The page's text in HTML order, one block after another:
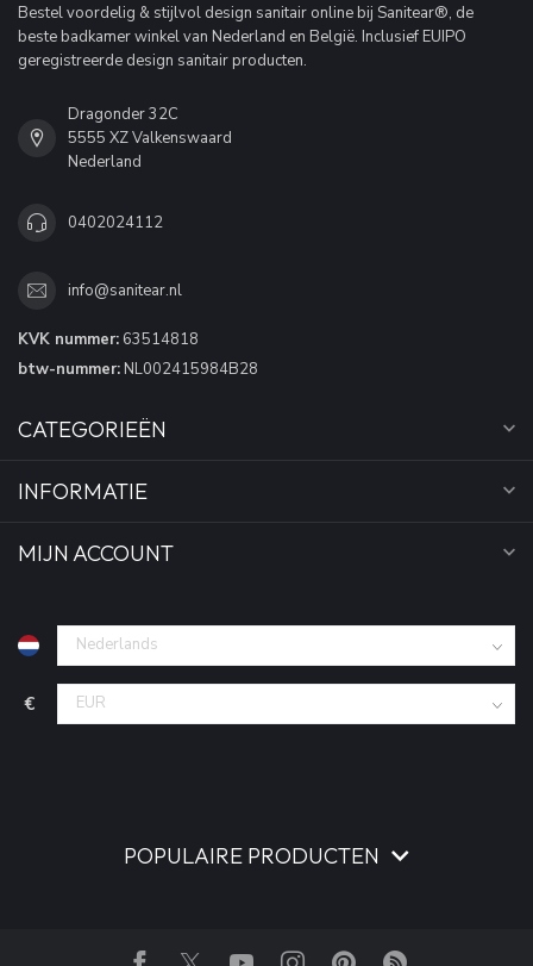
Bestel voordelig & stijlvol design sanitair online bij Sanitear®, de
beste badkamer winkel van Nederland en België. Inclusief EUIPO
geregistreerde design sanitair producten.
Dragonder 32C
5555 XZ Valkenswaard
Nederland
0402024112
info@sanitear.nl
KVK nummer: 63514818
btw-nummer: NL002415984B28
CATEGORIEËN
INFORMATIE
MIJN ACCOUNT
€
POPULAIRE PRODUCTEN